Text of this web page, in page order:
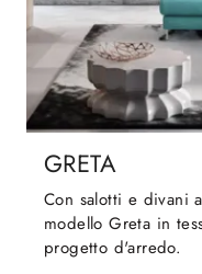
GRETA
Con salotti e divani
modello Greta in
progetto d'arredo.